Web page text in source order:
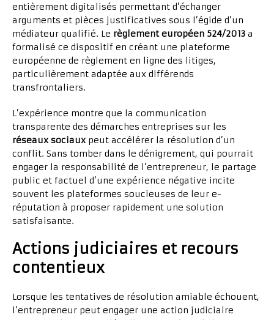
entièrement digitalisés permettant d’échanger
arguments et pièces justificatives sous l’égide d’un
médiateur qualifié. Le règlement européen 524/2013 a
formalisé ce dispositif en créant une plateforme
européenne de règlement en ligne des litiges,
particulièrement adaptée aux différends
transfrontaliers.
L’expérience montre que la communication
transparente des démarches entreprises sur les
réseaux sociauxpeut accélérer la résolution d’un
conflit. Sans tomber dans le dénigrement, qui pourrait
engager la responsabilité de l’entrepreneur, le partage
public et factuel d’une expérience négative incite
souvent les plateformes soucieuses de leur e-
réputation à proposer rapidement une solution
satisfaisante.
Actions judiciaires et recours
contentieux
Lorsque les tentatives de résolution amiable échouent,
l’entrepreneur peut engager une action judiciaire